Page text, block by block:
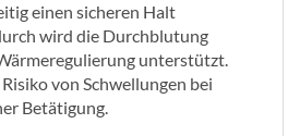
einen sicheren Halt
wird die Durchblutung
unterstützt.
von Schwellungen bei
Betätigung.